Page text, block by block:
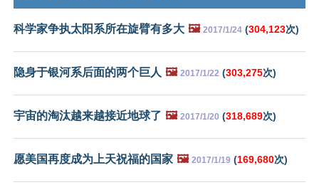
科学家争执太阳系所在旋臂有多大 🖼️ 2017/1/24 (304,123次)
隐身于银河系后面的两个巨人 🖼️ 2017/1/22 (303,275次)
宇宙的淘汰越来越接近地球了 🖼️ 2017/1/20 (318,689次)
愿美国再度成为上天祝福的国家 🖼️ 2017/1/19 (169,680次)